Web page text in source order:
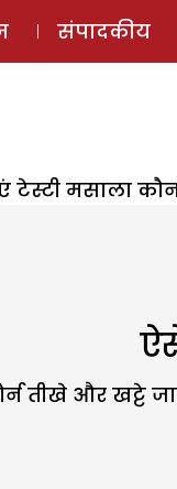
संपादकीय
टेस्टी मसाला
तीखे और खट्टे